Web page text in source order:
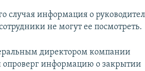
случая информация о
не могут ее посмотреть.
директором компании
опроверг информацию о закрытии